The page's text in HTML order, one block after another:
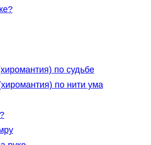
по судьбе
по нити ума